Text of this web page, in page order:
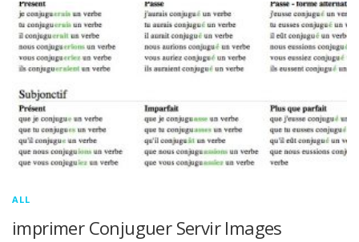
ALL
imprimer Conjuguer Servir Images